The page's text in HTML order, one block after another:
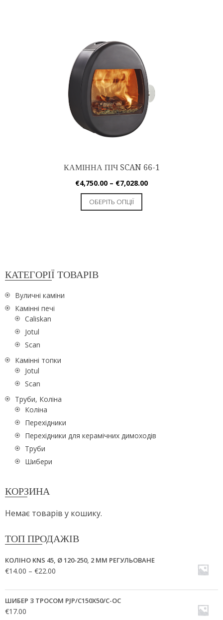
КАМІННА ПІЧ SCAN 66-1
€4,750.00 – €7,028.00
ОБЕРІТЬ ОПЦІЇ
КАТЕГОРІЇ ТОВАРІВ
Вуличні каміни
Камінні печі
Caliskan
Jotul
Scan
Камінні топки
Jotul
Scan
Труби, Коліна
Коліна
Перехідники
Перехідники для керамічних димоходів
Труби
Шибери
КОРЗИНА
Немає товарів у кошику.
ТОП ПРОДАЖІВ
КОЛІНО KNS 45, Ø 120-250, 2 ММ РЕГУЛЬОВАНЕ
€14.00 – €22.00
ШИБЕР З ТРОСОМ PJP/C150X50/C-OC
€17.00